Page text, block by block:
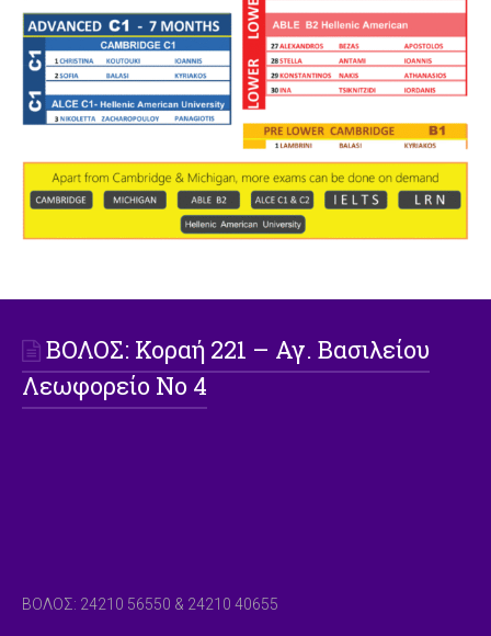
ΒΟΛΟΣ: Koραή 221 – Αγ. Βασιλείου
Λεωφορείο Νο 4
ΒΟΛΟΣ: 24210 56550 & 24210 40655